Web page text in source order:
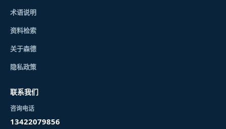
术语说明
资料检索
关于森德
隐私政策
联系我们
咨询电话
13422079856